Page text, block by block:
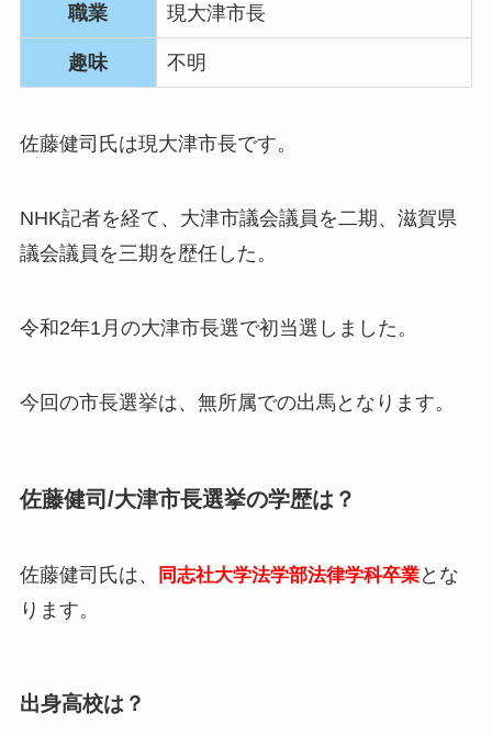
職業 現大津市長
趣味 不明
佐藤健司氏は現大津市長です。
NHK記者を経て、大津市議会議員を二期、滋賀県
議会議員を三期を歴任した。
令和2年1月の大津市長選で初当選しました。
今回の市長選挙は、無所属での出馬となります。
佐藤健司/大津市長選挙の学歴は？
佐藤健司氏は、 同志社大学法学部法律学科卒業とな
ります。
出身高校は？